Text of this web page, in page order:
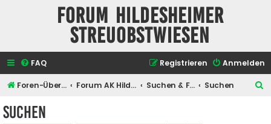
Forum Hildesheimer
Streuobstwiesen
FAQ Anmelden
Registrieren
Foren-Übersicht Forum AK Hildesheimer Streuobstwiesen Suchen & Finden Suchen
Suchen